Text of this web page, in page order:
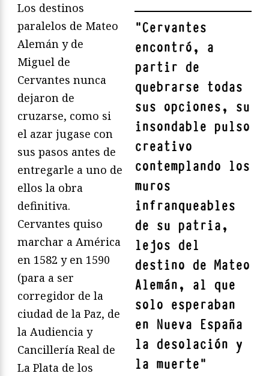
"Cervantes
encontró, a
partir de
quebrarse todas
sus opciones, su
insondable pulso
creativo
contemplando los
muros
infranqueables
de su patria,
lejos del
destino de Mateo
Alemán, al que
solo esperaban
en Nueva España
la desolación y
la muerte"
Los destinos
paralelos de Mateo
Alemán y de
Miguel de
Cervantes nunca
dejaron de
cruzarse, como si
el azar jugase con
sus pasos antes de
entregarle a uno de
ellos la obra
definitiva.
Cervantes quiso
marchar a América
en 1582 y en 1590
(para a ser
corregidor de la
ciudad de la Paz, de
la Audiencia y
Cancillería Real de
La Plata de los